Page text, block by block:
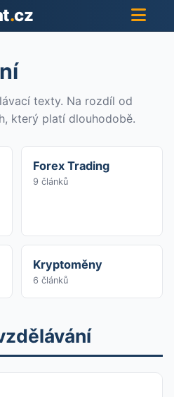
.cz
texty. Na rozdíl od
který platí dlouhodobě.
Forex Trading
9 článků
Kryptoměny
6 článků